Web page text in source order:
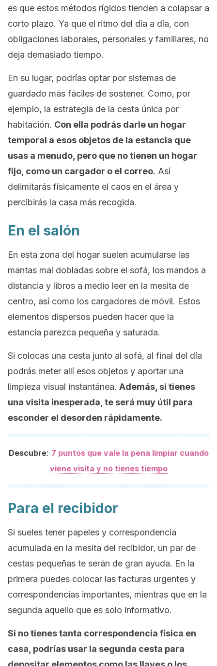
es que estos métodos rígidos tienden a colapsar a
corto plazo. Ya que el ritmo del día a día, con
obligaciones laborales, personales y familiares, no
deja demasiado tiempo.
En su lugar, podrías optar por sistemas de
guardado más fáciles de sostener. Como, por
ejemplo, la estrategia de la cesta única por
habitación. Con ella podrás darle un hogar
temporal a esos objetos de la estancia que
usas a menudo, pero que no tienen un hogar
fijo, como un cargador o el correo. Así
delimitarás físicamente el caos en el área y
percibirás la casa más recogida.
En el salón
En esta zona del hogar suelen acumularse las
mantas mal dobladas sobre el sofá, los mandos a
distancia y libros a medio leer en la mesita de
centro, así como los cargadores de móvil. Estos
elementos dispersos pueden hacer que la
estancia parezca pequeña y saturada.
Si colocas una cesta junto al sofá, al final del día
podrás meter allí esos objetos y aportar una
limpieza visual instantánea. Además, si tienes
una visita inesperada, te será muy útil para
esconder el desorden rápidamente.
Descubre: 7 puntos que vale la pena limpiar cuando
viene visita y no tienes tiempo
Para el recibidor
Si sueles tener papeles y correspondencia
acumulada en la mesita del recibidor, un par de
cestas pequeñas te serán de gran ayuda. En la
primera puedes colocar las facturas urgentes y
correspondencias importantes, mientras que en la
segunda aquello que es solo informativo.
Si no tienes tanta correspondencia física en
casa, podrías usar la segunda cesta para